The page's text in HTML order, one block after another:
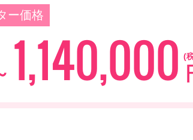
ー価格
1,140,000 (